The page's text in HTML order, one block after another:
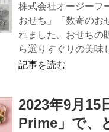
株式会社オージー
おせち」「数寄のお
れました。おせちの
ら選りすぐりの美味
記事を読む
2023年9月15
Prime」で、